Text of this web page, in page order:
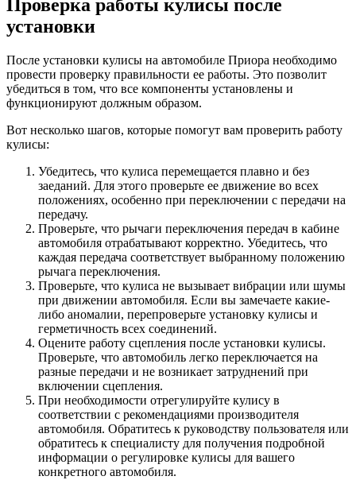
Проверка работы кулисы после
установки
После установки кулисы на автомобиле Приора необходимо
провести проверку правильности ее работы. Это позволит
убедиться в том, что все компоненты установлены и
функционируют должным образом.
Вот несколько шагов, которые помогут вам проверить работу
кулисы:
Убедитесь, что кулиса перемещается плавно и без
заеданий. Для этого проверьте ее движение во всех
положениях, особенно при переключении с передачи на
передачу.
Проверьте, что рычаги переключения передач в кабине
автомобиля отрабатывают корректно. Убедитесь, что
каждая передача соответствует выбранному положению
рычага переключения.
Проверьте, что кулиса не вызывает вибрации или шумы
при движении автомобиля. Если вы замечаете какие-
либо аномалии, перепроверьте установку кулисы и
герметичность всех соединений.
Оцените работу сцепления после установки кулисы.
Проверьте, что автомобиль легко переключается на
разные передачи и не возникает затруднений при
включении сцепления.
При необходимости отрегулируйте кулису в
соответствии с рекомендациями производителя
автомобиля. Обратитесь к руководству пользователя или
обратитесь к специалисту для получения подробной
информации о регулировке кулисы для вашего
конкретного автомобиля.